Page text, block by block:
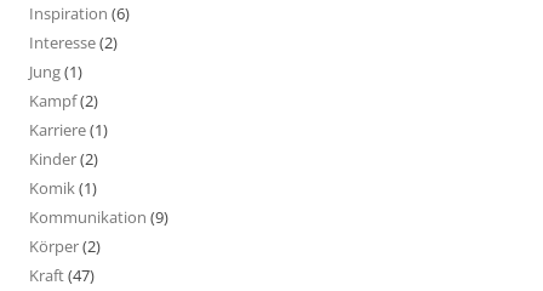
Inspiration (6)
Interesse(2)
Jung(1)
Kampf(2)
Karriere(1)
Kinder(2)
Komik(1)
Kommunikation (9)
Körper(2)
Kraft(47)